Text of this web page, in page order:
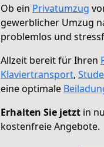
Ob ein Privatumzug
gewerblicher Umzug
problemlos und
Allzeit bereit für Ihren
Klaviertransport,
eine optimale
Erhalten Sie jetzt in
kostenfreie Angebote.